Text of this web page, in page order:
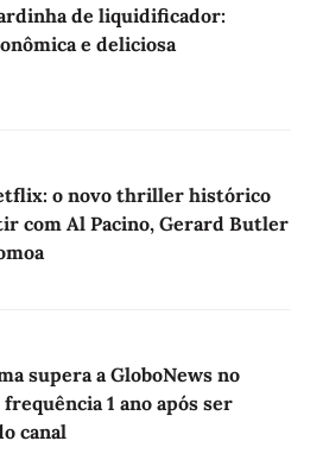
de liquidificador:
e deliciosa
o novo thriller histórico
com Al Pacino, Gerard Butler
supera a GloboNews no
1 ano após ser
canal